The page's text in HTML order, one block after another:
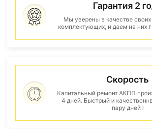
Гарантия 2
Мы уверены в качестве
комплектующих, и даем на них
Скорость
Капитальный ремонт АКПП
4 дней. Быстрый и
пару дней !